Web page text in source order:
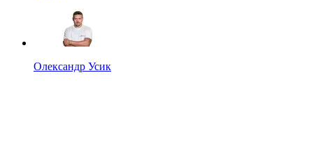
Олександр Усик